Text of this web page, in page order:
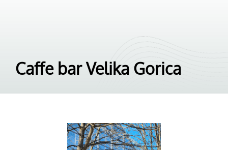
Zaštita od sunca i pogleda
Ostalo
Caffe bar Velika Gorica